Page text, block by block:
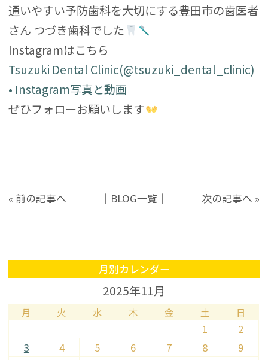
通いやすい予防歯科を大切にする豊田市の歯医者
さん つづき歯科でした
Instagramはこちら
Tsuzuki Dental Clinic(@tsuzuki_dental_clinic)
• Instagram写真と動画
ぜひフォローお願いします
« 前の記事へ │ BLOG一覧 │ 次の記事へ »
月別カレンダー
2025年11月
月 火 水 木 金 土 日
1
2
3
4 5 6 7 8
9